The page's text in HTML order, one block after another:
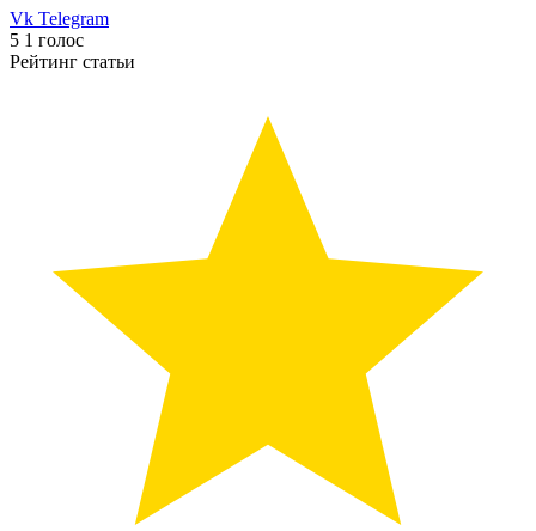
Vk Telegram
5 1 голос
Рейтинг статьи